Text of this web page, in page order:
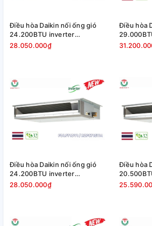
Điều hòa Daikin nối ống gió
24.200BTU inverter
FDLF71DV1/RZFC71EY1 [
28.050.000₫
Điều hòa
Điều hòa Daikin nối ống gió
24.200BTU inverter
FDLF71DV1/RZFC71EVM
28.050.000₫
Điều hòa